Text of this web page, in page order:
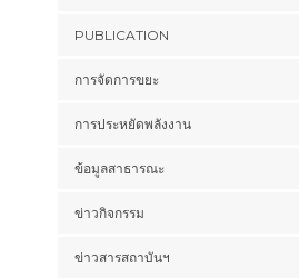
PUBLICATION
การจัดการขยะ
การประหยัดพลังงาน
ข้อมูลสาธารณะ
ข่าวกิจกรรม
ข่าวสารสถาบันฯ